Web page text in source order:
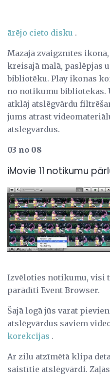
ārējo cieto disku .
Mazajā zvaigznītes
kreisajā malā, paslēpjas
bibliotēku. Play ikonas
no notikumu
atklāj atslēgvārdu
jums atrast
atslēgvārdus.
03 no 08
iMovie 11 notikumu
Izvēloties notikumu, visi
parādīti Event Browser.
Šajā logā jūs varat
atslēgvārdus saviem
korekcijas .
Ar zilu atzīmētā klipa
saistītie atslēgvārdi.